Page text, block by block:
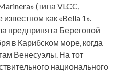
(типа VLCC,
как «Bella 1».
предпринята Береговой
в Карибском море, когда
Венесуэлы. На тот
национального